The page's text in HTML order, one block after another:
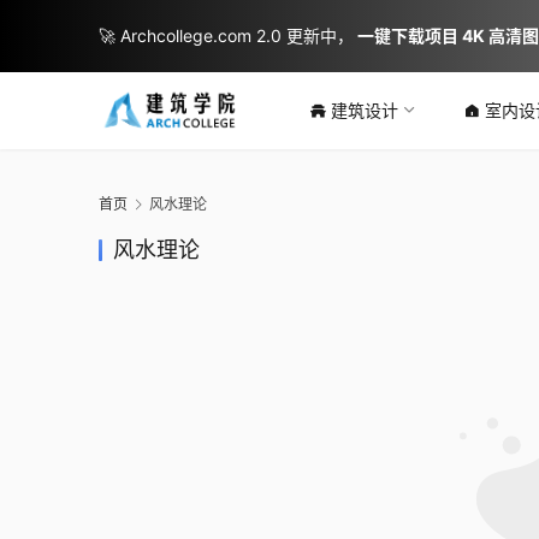
建筑设计 室内设
首页 风水理论
风水理论
🚀 Archcollege.com 2.0 更新中， 一键下载项目 4K 高清